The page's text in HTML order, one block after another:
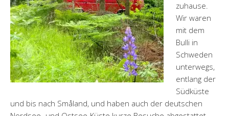
zuhause.
Wir waren
mit dem
Bulli in
Schweden
unterwegs,
entlang der
Südküste
und bis nach Småland, und haben auch der deutschen